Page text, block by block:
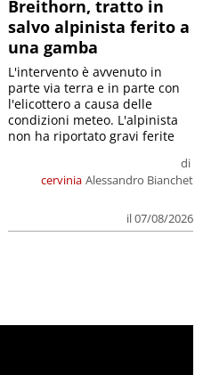
Breithorn, tratto in
salvo alpinista ferito a
una gamba
cervinia
di
Alessandro Bianchet
il 07/08/2026
L'intervento è avvenuto in
parte via terra e in parte con
l'elicottero a causa delle
condizioni meteo. L'alpinista
non ha riportato gravi ferite